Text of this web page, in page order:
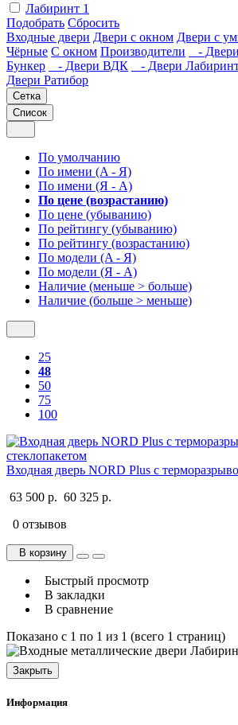
Лабиринт 1
Подобрать Сбросить
Входные двери Двери с окном Двери с
Чёрные C окном Производители -
Бункер
- Двери ВДК - Двери
Двери Ратибор
Сетка
Список
По умолчанию
По имени (A - Я)
По имени (Я - A)
По цене (возрастанию)
По цене (убыванию)
По рейтингу (убыванию)
По рейтингу (возрастанию)
По модели (A - Я)
По модели (Я - A)
Наличие (меньше > больше)
Наличие (больше > меньше)
25
48
50
75
100
Входная дверь NORD Plus с
63 500 р. 60 325 р.
0 отзывов
В корзину
Быстрый просмотр
В закладки
В сравнение
Показано с 1 по 1 из 1 (всего 1 страниц)
Закрыть
Информация